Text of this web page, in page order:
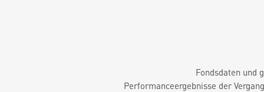
Fondsdaten und
Performanceergebnisse der